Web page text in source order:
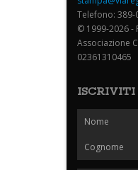
Telefono: 389-
© 1999-2026 -
Associazione
02361310465